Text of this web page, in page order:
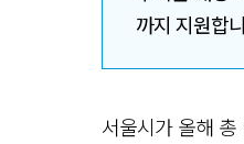
까지 지원합
서울시가 올해